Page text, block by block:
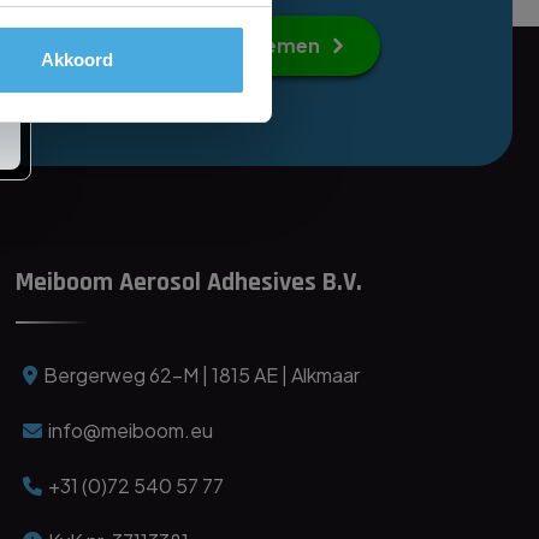
Akkoord
Contact opnemen
Meiboom Aerosol Adhesives B.V.
Bergerweg 62-M | 1815 AE | Alkmaar
info@meiboom.eu
+31 (0)72 540 57 77